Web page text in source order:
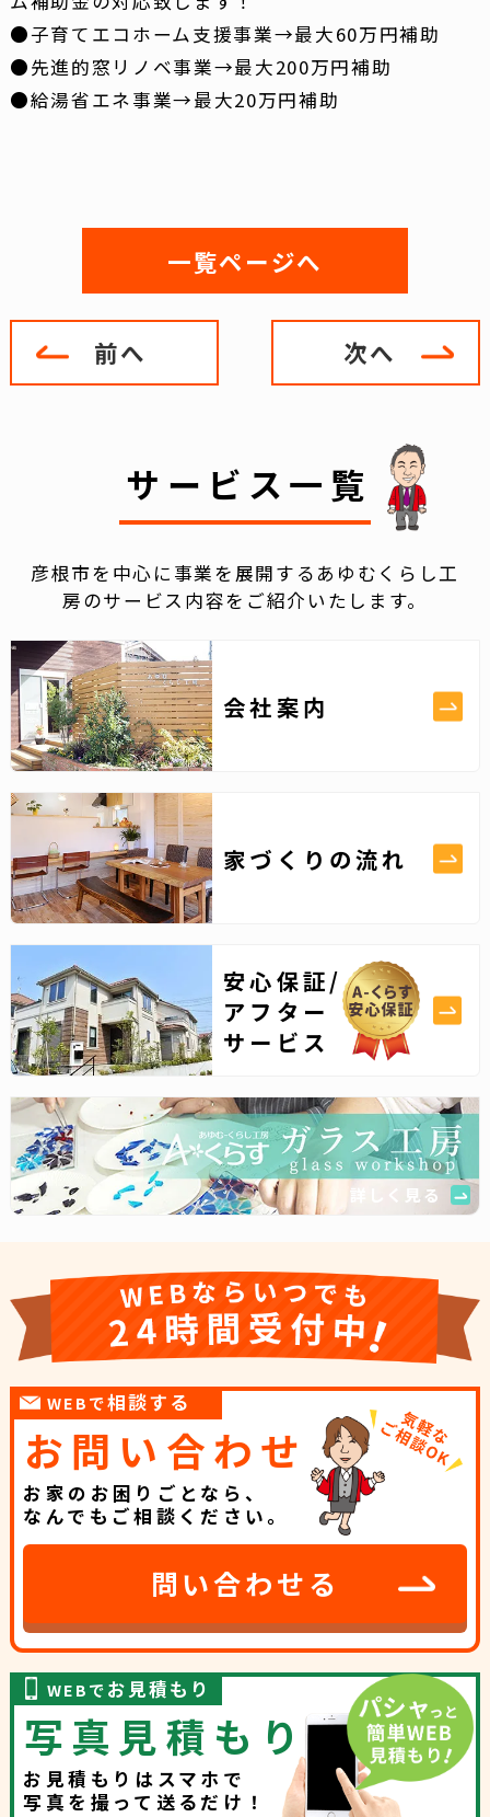
●子育てエコホーム支援事業→最大60万円補助
●先進的窓リノベ事業→最大200万円補助
●給湯省エネ事業→最大20万円補助
前へ
一覧ページへ
次へ
サービス一覧
彦根市を中心に事業を展開するあゆむくらし工
房のサービス内容をご紹介いたします。
会社案内
家づくりの流れ
安心保証/
アフター
サービス
詳しく見る
WEBで相談する
お家のお困りごとなら、
なんでもご相談ください。
お問い合わせ
問い合わせる
WEBでお見積もり
お見積もりはスマホで
写真を撮って送るだけ！
写真見積もり